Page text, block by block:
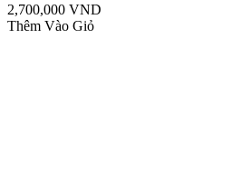
2,700,000 VND
Thêm Vào Giỏ